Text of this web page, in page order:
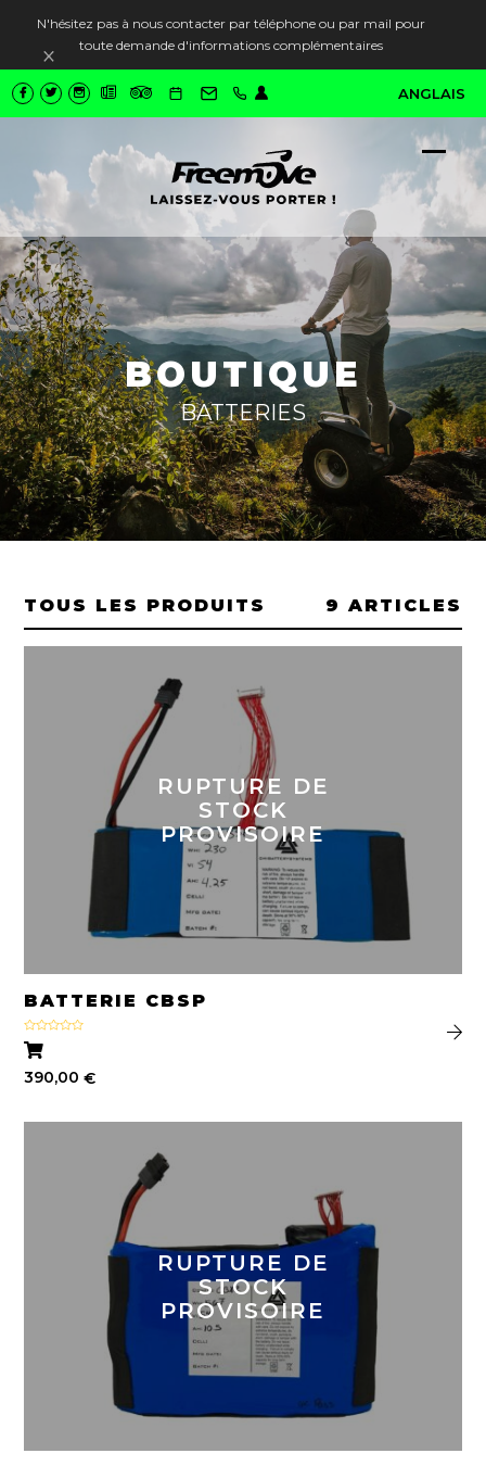
N'hésitez pas à nous contacter par téléphone ou par mail pour
toute demande d'informations complémentaires
Ignorer
ANGLAIS
Close
BOUTIQUE
BATTERIES
TOUS LES PRODUITS 9 ARTICLES
RUPTURE DE
STOCK
PROVISOIRE
BATTERIE CBSP
Note
sur 5
390,00€
RUPTURE DE
STOCK
PROVISOIRE